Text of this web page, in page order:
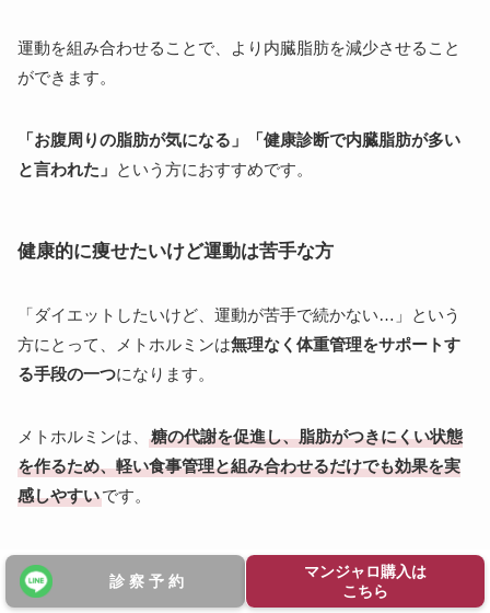
運動を組み合わせることで、より内臓脂肪を減少させること
ができます。
「お腹周りの脂肪が気になる」「健康診断で内臓脂肪が多い
と言われた」 という方におすすめです。
健康的に痩せたいけど運動は苦手な方
「ダイエットしたいけど、運動が苦手で続かない…」という
方にとって、メトホルミンは無理なく体重管理をサポートす
る手段の一つになります。
メトホルミンは、
糖の代謝を促進し、脂肪がつきにくい状態
を作るため、軽い食事管理と組み合わせるだけでも効果を実
感しやすいです。
また、運動をしなくても、食後の血糖値の上昇を抑え、脂肪
の蓄積を防ぐ効果が期待できます。
診 察 予 約
マンジャロ購入は
こちら